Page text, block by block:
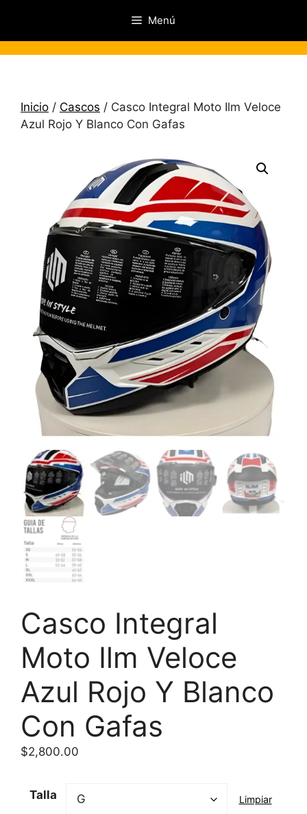
contenido
Menú
Inicio / Cascos / Casco Integral Moto Ilm Veloce
Azul Rojo Y Blanco Con Gafas
Casco Integral
Moto Ilm Veloce
Azul Rojo Y Blanco
Con Gafas
$2,800.00
Talla Limpiar